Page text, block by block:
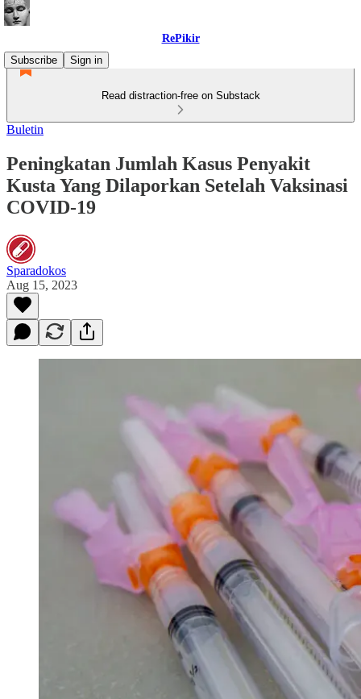
RePikir
Subscribe
Sign in
Read distraction-free on Substack
Buletin
Peningkatan Jumlah Kasus Penyakit
Kusta Yang Dilaporkan Setelah Vaksinasi
COVID-19
Sparadokos
Aug 15, 2023